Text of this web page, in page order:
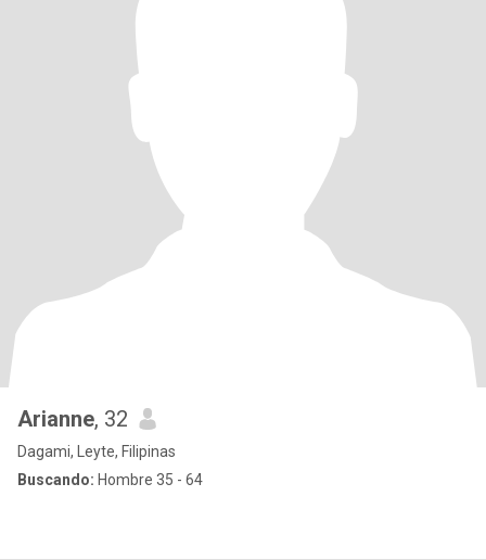
Arianne, 32
Dagami, Leyte, Filipinas
Buscando: Hombre 35 - 64